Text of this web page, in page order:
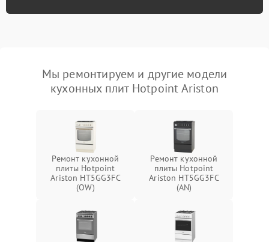
Мы ремонтируем и другие модели
кухонных плит Hotpoint Ariston
Ремонт кухонной
плиты Hotpoint
Ariston HT5GG3FC
(OW)
Ремонт кухонной
плиты Hotpoint
Ariston HT5GG3FC
(AN)